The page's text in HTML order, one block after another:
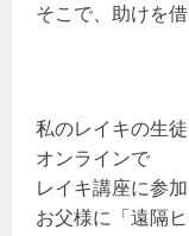
そこで、助けを
私のレイキの生徒
オンラインで
レイキ講座に参
お父様に「遠隔